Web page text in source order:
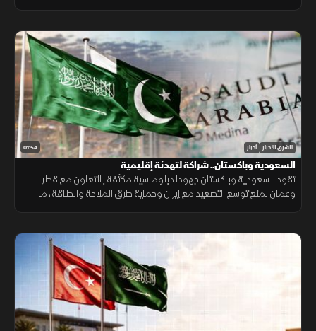
01:54 الشرق للأخبار أخبار
السعودية وباكستان.. شراكة لتهدئة إقليمية
تقود السعودية وباكستان جهودا دبلوماسية مكثفة بالتعاون مع قطر
وعمان لمنع توسع التصعيد مع إيران وحماية طرق الملاحة والطاقة، ما